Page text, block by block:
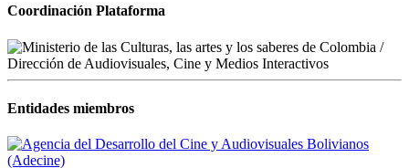
Coordinación Plataforma
Entidades miembros